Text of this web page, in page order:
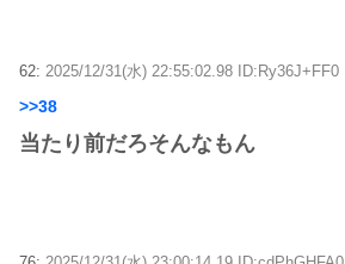
62: 2025/12/31(水) 22:55:02.98 ID:Ry36J+FF0
>>38
当たり前だろそんなもん